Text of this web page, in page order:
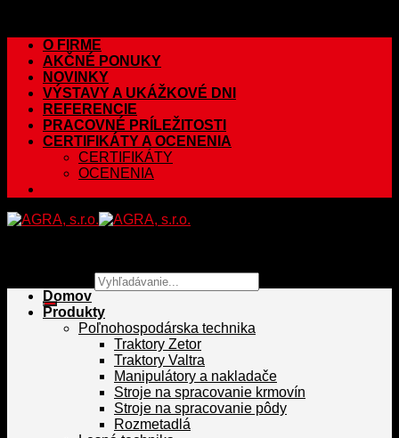
O FIRME
AKČNÉ PONUKY
NOVINKY
VÝSTAVY A UKÁŽKOVÉ DNI
REFERENCIE
PRACOVNÉ PRÍLEŽITOSTI
CERTIFIKÁTY A OCENENIA
CERTIFIKÁTY
OCENENIA
Domov
Produkty
Poľnohospodárska technika
Traktory Zetor
Traktory Valtra
Manipulátory a nakladače
Stroje na spracovanie krmovín
Stroje na spracovanie pôdy
Rozmetadlá